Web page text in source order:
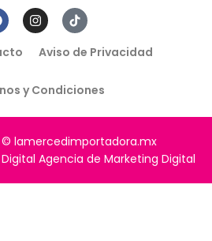
Aviso de Privacidad
y Condiciones
© lamercedimportadora.mx
Agencia de Marketing Digital